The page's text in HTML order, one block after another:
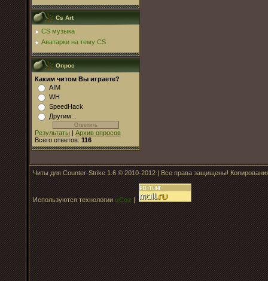
Cs Art
CS музыка
Аватарки на тему CS
Опрос
Каким читом Вы играете?
AIM
WH
SpeedHack
Другим...
Результаты | Архив опросов
Всего ответов: 116
Читы для Counter-Strike 1.6 © 2010-2012 | Все права защищены!
Используются технологииuCoz |